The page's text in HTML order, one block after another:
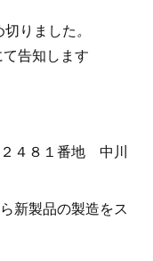
りました。
告知します
４８１番地 中川
新製品の製造をス